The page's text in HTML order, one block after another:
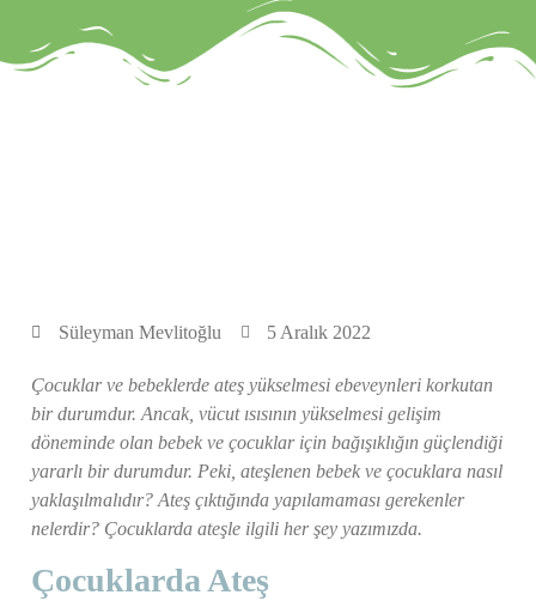
Süleyman Mevlitoğlu 5 Aralık 2022
Çocuklar ve bebeklerde ateş yükselmesi ebeveynleri korkutan
bir durumdur. Ancak, vücut ısısının yükselmesi gelişim
döneminde olan bebek ve çocuklar için bağışıklığın güçlendiği
yararlı bir durumdur. Peki, ateşlenen bebek ve çocuklara nasıl
yaklaşılmalıdır? Ateş çıktığında yapılamaması gerekenler
nelerdir? Çocuklarda ateşle ilgili her şey yazımızda.
Çocuklarda Ateş